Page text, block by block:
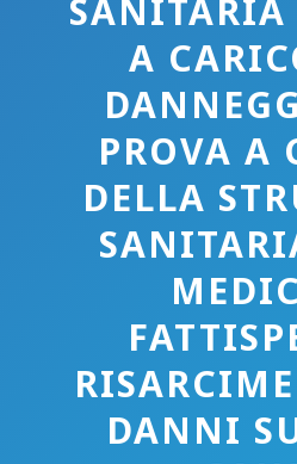
SANITARIA
A
PROVA A
DELLA
DANNI